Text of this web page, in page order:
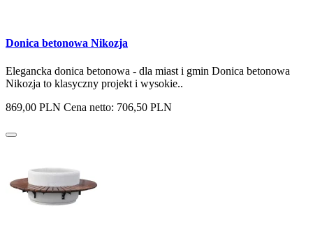
Donica betonowa Nikozja
Elegancka donica betonowa - dla miast i gmin Donica betonowa
Nikozja to klasyczny projekt i wysokie..
869,00 PLN Cena netto: 706,50 PLN